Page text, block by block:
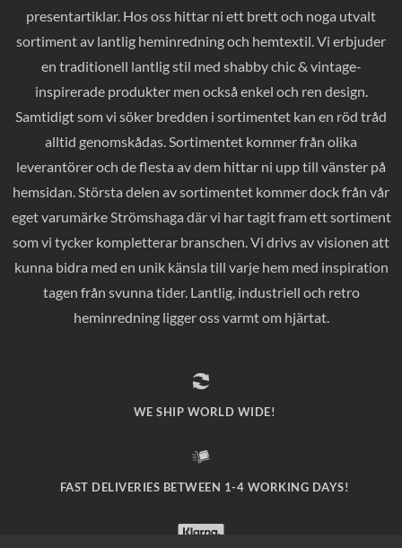
presentartiklar. Hos oss hittar ni ett brett och noga utvalt
sortiment av lantlig heminredning och hemtextil. Vi erbjuder
en traditionell lantlig stil med shabby chic & vintage-
inspirerade produkter men också enkel och ren design.
Samtidigt som vi söker bredden i sortimentet kan en röd tråd
alltid genomskådas. Sortimentet kommer från olika
leverantörer och de flesta av dem hittar ni upp till vänster på
hemsidan. Största delen av sortimentet kommer dock från vår
eget varumärke Strömshaga där vi har tagit fram ett sortiment
som vi tycker kompletterar branschen. Vi drivs av visionen att
kunna bidra med en unik känsla till varje hem med inspiration
tagen från svunna tider. Lantlig, industriell och retro
heminredning ligger oss varmt om hjärtat.
WE SHIP WORLD WIDE!
FAST DELIVERIES BETWEEN 1-4 WORKING DAYS!